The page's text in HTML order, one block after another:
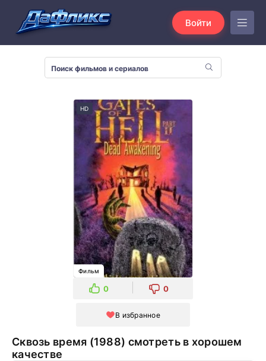
Войти
HD
Фильм
0 0
В избранное
Сквозь время (1988) смотреть в хорошем
качестве